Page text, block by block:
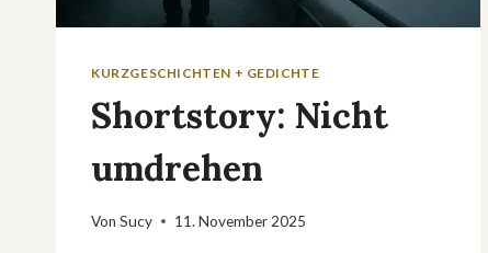
KURZGESCHICHTEN + GEDICHTE
Shortstory: Nicht
umdrehen
Von Sucy 11. November 2025